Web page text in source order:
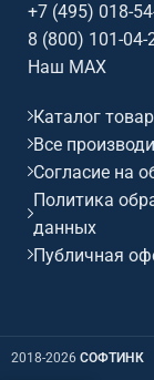
+7 (495) 018-
8 (800) 101-04-
Наш MAX
Каталог
Все
Согласие на
Политика
данных
Публичная
2018-2026 СОФТИНК